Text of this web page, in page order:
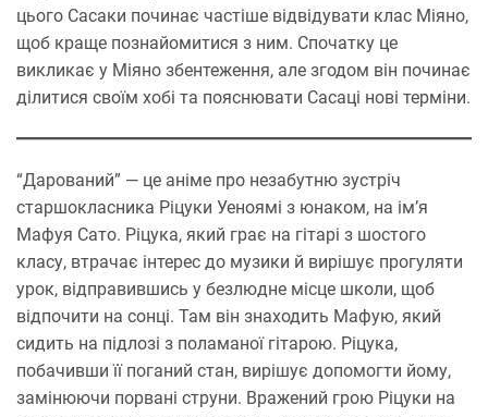
цього Сасаки починає частіше відвідувати клас Міяно,
щоб краще познайомитися з ним. Спочатку це
викликає у Міяно збентеження, але згодом він починає
ділитися своїм хобі та пояснювати Сасаці нові терміни.
“Дарований” — це аніме про незабутню зустріч
старшокласника Ріцуки Уеноямі з юнаком, на ім’я
Мафуя Сато. Ріцука, який грає на гітарі з шостого
класу, втрачає інтерес до музики й вирішує прогуляти
урок, відправившись у безлюдне місце школи, щоб
відпочити на сонці. Там він знаходить Мафую, який
сидить на підлозі з поламаної гітарою. Ріцука,
побачивши її поганий стан, вирішує допомогти йому,
замінюючи порвані струни. Вражений грою Ріцуки на